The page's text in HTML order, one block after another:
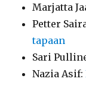
Marjatta
Petter
tapaan
Sari
Nazia Asif: